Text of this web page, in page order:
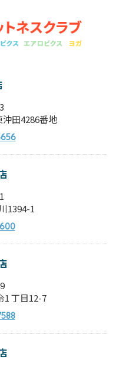
田4286番地
1394-1
1 丁目12-7